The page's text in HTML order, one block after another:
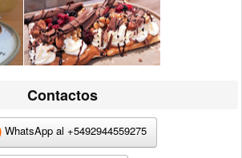
Contactos
WhatsApp al +5492944559275